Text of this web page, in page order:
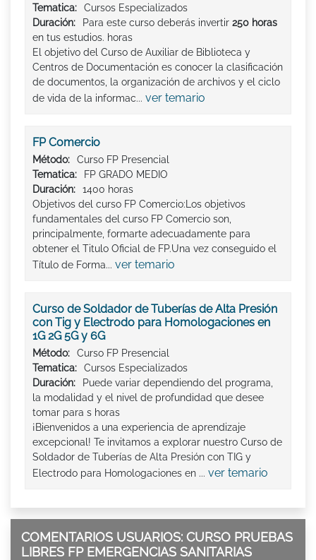
Tematica:
Cursos Especializados
Duración:
Para este curso deberás invertir 250 horas
en tus estudios. horas
El objetivo del Curso de Auxiliar de Biblioteca y
Centros de Documentación es conocer la clasificación
de documentos, la organización de archivos y el ciclo
de vida de la informac... ver temario
FP Comercio
Método:
Curso FP Presencial
Tematica:
FP GRADO MEDIO
Duración:
1400 horas
Objetivos del curso FP Comercio:Los objetivos
fundamentales del curso FP Comercio son,
principalmente, formarte adecuadamente para
obtener el Titulo Oficial de FP.Una vez conseguido el
Título de Forma... ver temario
Curso de Soldador de Tuberías de Alta Presión
con Tig y Electrodo para Homologaciones en
1G 2G 5G y 6G
Método:
Curso FP Presencial
Tematica:
Cursos Especializados
Duración:
Puede variar dependiendo del programa,
la modalidad y el nivel de profundidad que desee
tomar para s horas
¡Bienvenidos a una experiencia de aprendizaje
excepcional! Te invitamos a explorar nuestro Curso de
Soldador de Tuberías de Alta Presión con TIG y
Electrodo para Homologaciones en ... ver temario
COMENTARIOS USUARIOS: CURSO PRUEBAS
LIBRES FP EMERGENCIAS SANITARIAS